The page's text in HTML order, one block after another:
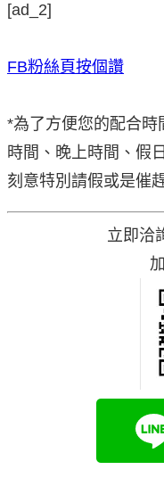
[ad_2]
FB粉絲頁按個讚
*為了方便您的配合時
時間、晚上時間、假
刻意特別請假或是催
立即洽